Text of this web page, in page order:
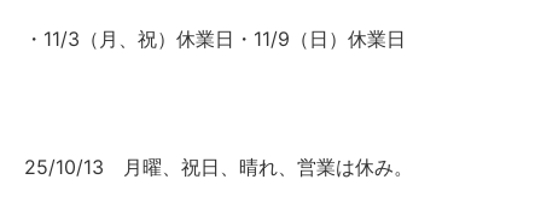
・11/3（月、祝）休業日・11/9（日）休業日
25/10/13 月曜、祝日、晴れ、営業は休み。